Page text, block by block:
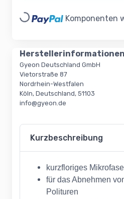
Loading... Komponenten
Gyeon Deutschland GmbH
Vietorstraße 87
Nordrhein-Westfalen
Köln, Deutschland, 51103
info@gyeon.de
Kurzbeschreibung
kurzfloriges
für das Abnehmen
Polituren